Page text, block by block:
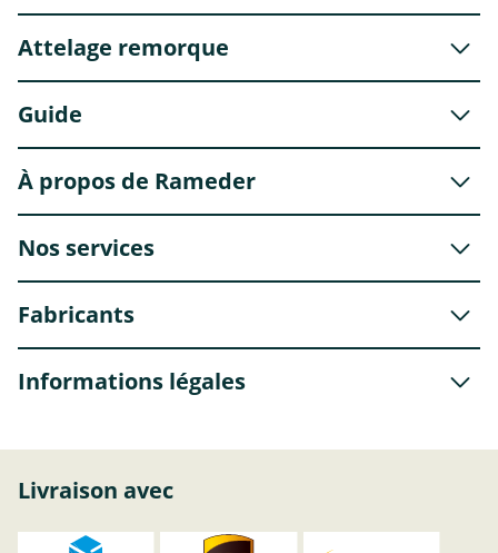
Attelage remorque
Guide
À propos de Rameder
Nos services
Fabricants
Informations légales
Livraison avec